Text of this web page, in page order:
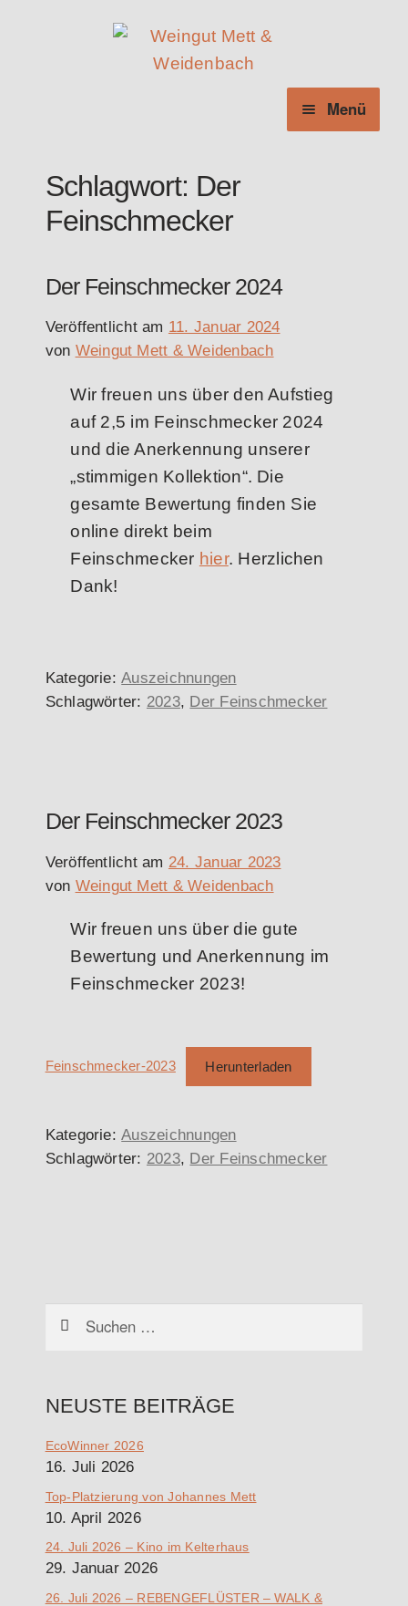
Navigation
springen
Inhalt
springen
Menü
Schlagwort: Der
Feinschmecker
Veröffentlicht am 11. Januar 2024
von Weingut Mett & Weidenbach
Der Feinschmecker 2024
Wir freuen uns über den Aufstieg
auf 2,5 im Feinschmecker 2024
und die Anerkennung unserer
„stimmigen Kollektion“. Die
gesamte Bewertung finden Sie
online direkt beim
Feinschmecker hier. Herzlichen
Dank!
Kategorie:Auszeichnungen
Schlagwörter: 2023, Der Feinschmecker
Veröffentlicht am 24. Januar 2023
von Weingut Mett & Weidenbach
Der Feinschmecker 2023
Wir freuen uns über die gute
Bewertung und Anerkennung im
Feinschmecker 2023!
Feinschmecker-2023 Herunterladen
Kategorie:Auszeichnungen
Schlagwörter: 2023, Der Feinschmecker
NEUSTE BEITRÄGE
EcoWinner 2026
16. Juli 2026
Top-Platzierung von Johannes Mett
10. April 2026
24. Juli 2026 – Kino im Kelterhaus
29. Januar 2026
26. Juli 2026 – REBENGEFLÜSTER – WALK &